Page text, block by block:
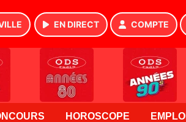
EN DIRECT COMPTE
HOROSCOPE EMPLOI